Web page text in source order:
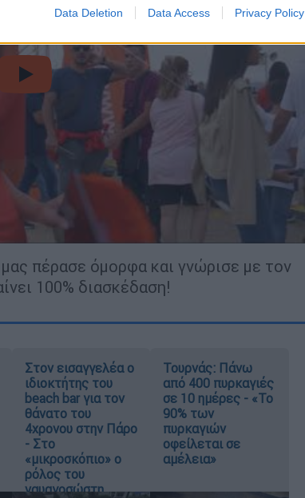
Data Deletion Data Access Privacy Policy
video
πέρασε όμορφα και γνώρισε με τον
100% διασκέδαση!
Στον εισαγγελέα ο
ιδιοκτήτης του
beach bar για τον
θάνατο του
4χρονου στην Πάρο
- Στο
«μικροσκόπιο» ο
ρόλος του
ναυαγοσώστη
Τουρνάς: Πάνω
από 400 πυρκαγιές
σε 10 ημέρες - «Το
90% των
πυρκαγιών
οφείλεται σε
αμέλεια»